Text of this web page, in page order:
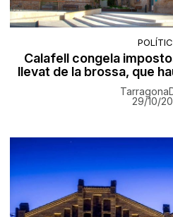
Calafell congela
llevat de la brossa, que
29/10/